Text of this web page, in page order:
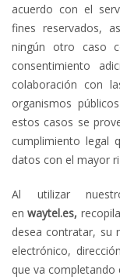
acuerdo con el
fines reservados,
ningún otro caso
consentimiento
colaboración con
organismos
estos casos se
cumplimiento legal
datos con el mayor
Al utilizar
enwaytel.es,
desea contratar, su
electrónico,
que va completando